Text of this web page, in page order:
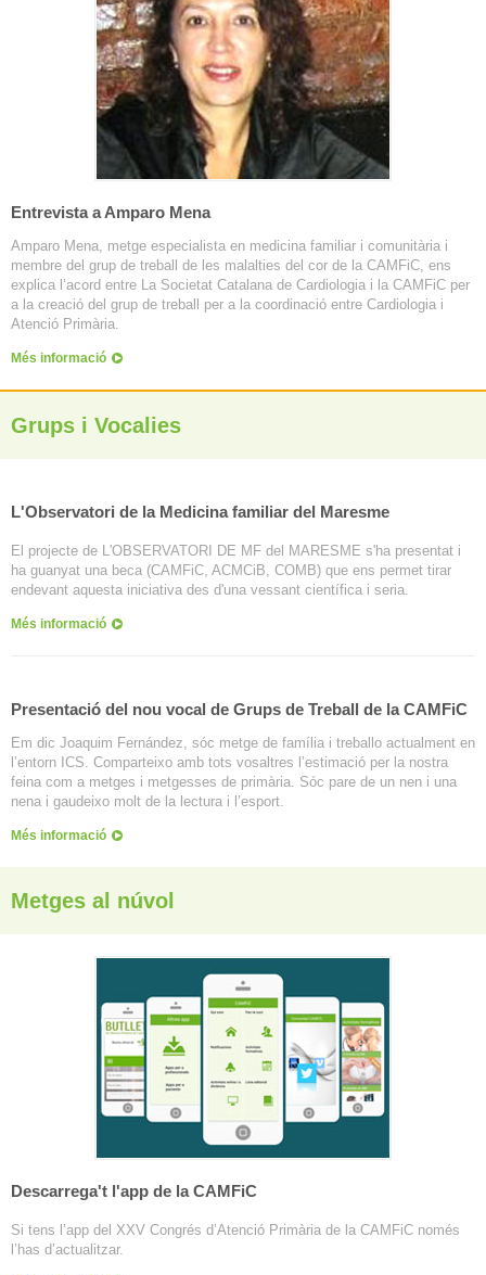
Entrevista a Amparo Mena
Amparo Mena, metge especialista en medicina familiar i comunitària i
membre del grup de treball de les malalties del cor de la CAMFiC, ens
explica l’acord entre La Societat Catalana de Cardiologia i la CAMFiC per
a la creació del grup de treball per a la coordinació entre Cardiologia i
Atenció Primària.
Més informació
Grups i Vocalies
L'Observatori de la Medicina familiar del Maresme
El projecte de L'OBSERVATORI DE MF del MARESME s'ha presentat i
ha guanyat una beca (CAMFiC, ACMCiB, COMB) que ens permet tirar
endevant aquesta iniciativa des d'una vessant científica i seria.
Més informació
Presentació del nou vocal de Grups de Treball de la CAMFiC
Em dic Joaquim Fernández, sóc metge de família i treballo actualment en
l’entorn ICS. Comparteixo amb tots vosaltres l’estimació per la nostra
feina com a metges i metgesses de primària. Sóc pare de un nen i una
nena i gaudeixo molt de la lectura i l’esport.
Més informació
Metges al núvol
Descarrega't l'app de la CAMFiC
Si tens l’app del XXV Congrés d’Atenció Primària de la CAMFiC només
l’has d’actualitzar.